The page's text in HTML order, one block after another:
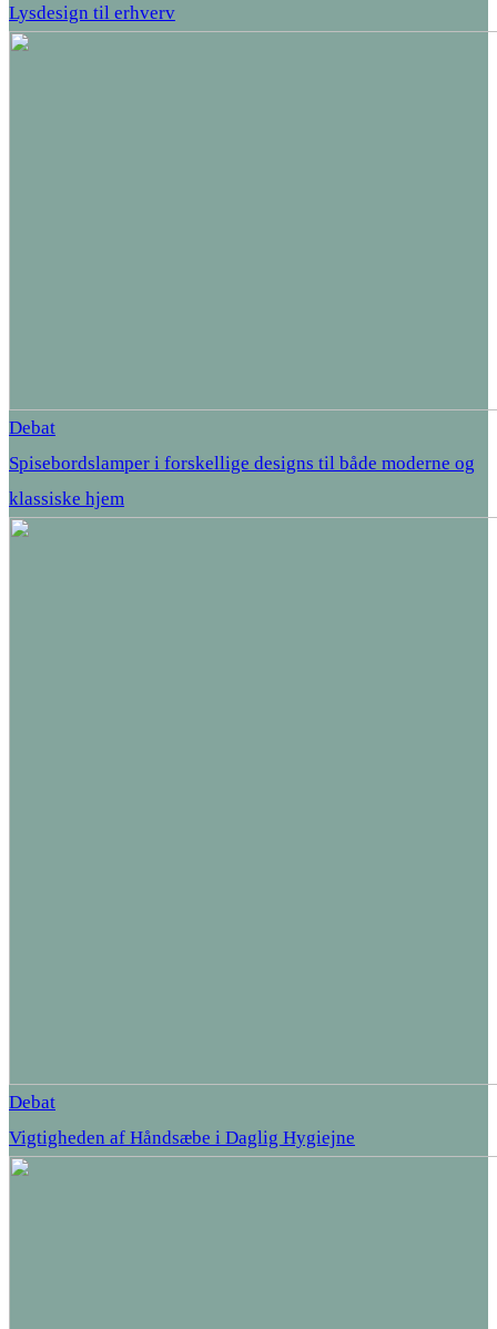
Lysdesign til erhverv
Debat
Spisebordslamper i forskellige designs til både moderne og
klassiske hjem
Debat
Vigtigheden af Håndsæbe i Daglig Hygiejne